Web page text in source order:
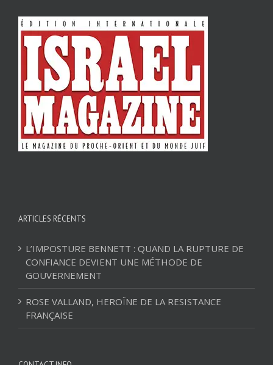
ARTICLES RÉCENTS
L’IMPOSTURE BENNETT : QUAND LA RUPTURE DE
CONFIANCE DEVIENT UNE MÉTHODE DE
GOUVERNEMENT
ROSE VALLAND, HEROÏNE DE LA RESISTANCE
FRANÇAISE